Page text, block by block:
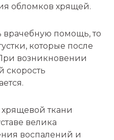
обломков хрящей.
врачебную помощь, то
которые после
возникновении
скорость
хрящевой ткани
велика
воспалений и